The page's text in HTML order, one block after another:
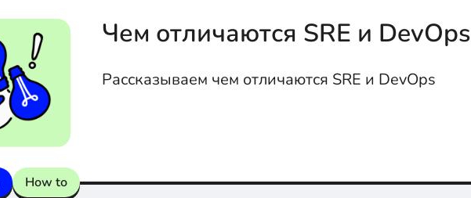
How to
Чем отличаются SRE и DevOps
Рассказываем чем отличаются SRE и DevOps